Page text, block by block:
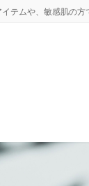
テムや、敏感肌の方